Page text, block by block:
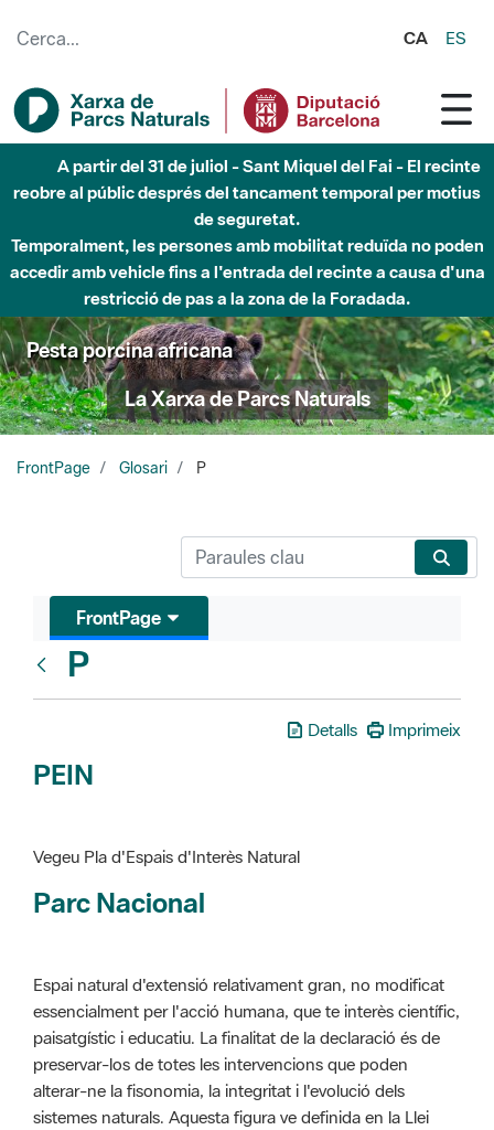
CA ES
Fins al desembre de 2026 - Parc Fluvial Besòs -
Afectacions a la llera del Parc Fluvial del Besòs degut a
obres de construcció d'una passera sobre el riu
Pesta porcina africana
La Xarxa de Parcs Naturals
FrontPage Glosari P
Glosari
P
PEIN
Vegeu Pla d'Espais d'Interès Natural
Espai natural d'extensió relativament gran, no modificat
preservar-los de totes les intervencions que poden
alterar-ne la fisonomia, la integritat i l'evolució dels
sistemes naturals. Aquesta figura ve definida en la Llei
12/1985, de 13 de juny, d'espais naturals.
Parc Natural